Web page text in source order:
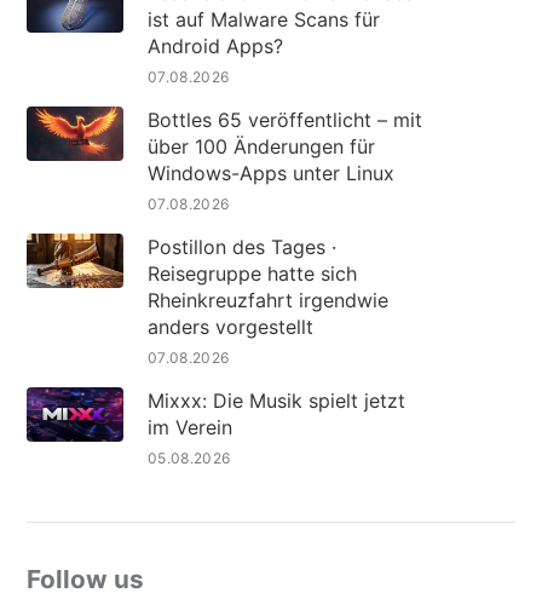
ist auf Malware Scans für
Android Apps?
07.08.2026
Bottles 65 veröffentlicht – mit
über 100 Änderungen für
Windows-Apps unter Linux
07.08.2026
Postillon des Tages ·
Reisegruppe hatte sich
Rheinkreuzfahrt irgendwie
anders vorgestellt
07.08.2026
Mixxx: Die Musik spielt jetzt
im Verein
05.08.2026
Follow us